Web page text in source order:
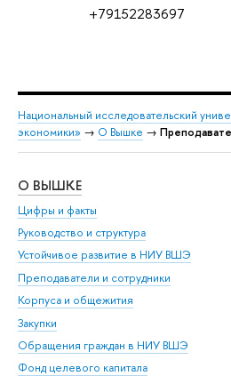
+79152283697
Национальный исследовательский
экономики» → О Вышке →
О ВЫШКЕ
Цифры и факты
Руководство и структура
Устойчивое развитие в НИУ ВШЭ
Преподаватели и сотрудники
Корпуса и общежития
Закупки
Обращения граждан в НИУ ВШЭ
Фонд целевого капитала